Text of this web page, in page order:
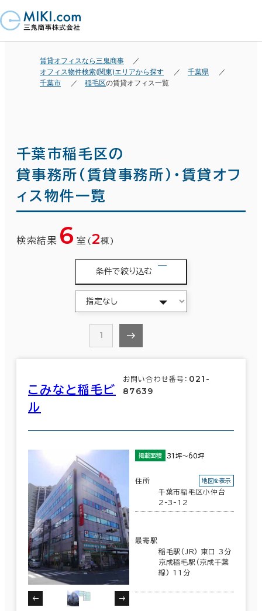
賃貸オフィスなら三鬼商事
オフィス物件検索(関東)エリアから探す
千葉県
千葉市
稲毛区の賃貸オフィス一覧
千葉市稲毛区の
貸事務所(賃貸事務所)・賃貸オフ
ィス物件一覧
検索結果 6 室 ( 2棟)
条件で絞り込む
1
こみなと稲毛ビ
ル
お問い合わせ番号： 021-
87639
掲載面積 31坪～60坪
住所
千葉市稲毛区小仲台
2-3-12
地図を表示
最寄駅
稲毛駅(JR) 東口 3分
京成稲毛駅(京成千葉
線) 11分